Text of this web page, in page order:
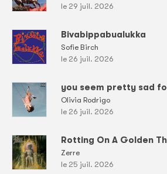
le 29 juil. 2026
Bivabippabualukka
Sofie Birch
le 26 juil. 2026
you seem pretty sad
Olivia Rodrigo
le 26 juil. 2026
Rotting On A Golden
Zerre
le 25 juil. 2026